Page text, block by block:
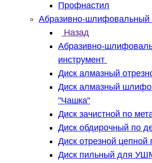
Профнастил
Абразивно-шлифовальный
Назад
Абразивно-
инструмент
Диск алмазный
Диск алмазный
"Чашка"
Диск зачистной по
Диск обдирочный по
Диск отрезной цепной
Диск пильный для